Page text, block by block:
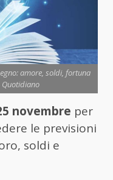
amore, soldi, fortuna
Quotidiano
novembre per
le previsioni
soldi e